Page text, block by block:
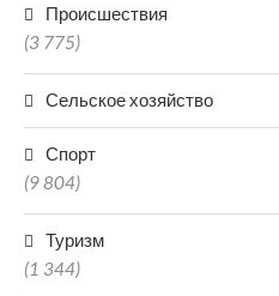
Происшествия
(3 775)
Сельское хозяйство
Спорт
(9 804)
Туризм
(1 344)